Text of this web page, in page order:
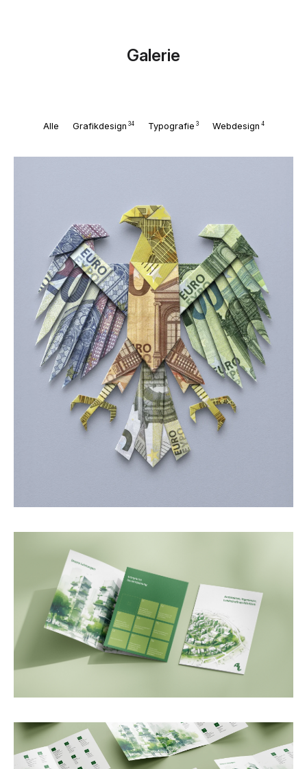
Galerie
Alle Grafikdesign 34 Typografie 3 Webdesign 4